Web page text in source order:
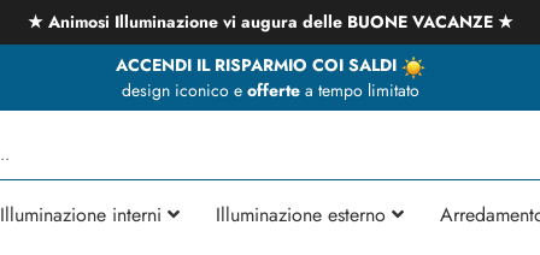
★ Animosi Illuminazione vi augura delle BUONE VACANZE ★
ACCENDI IL RISPARMIO COI SALDI
design iconico e offertea tempo limitato
Illuminazione interni Illuminazione esterno